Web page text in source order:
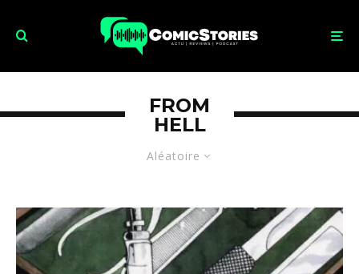
Aléatoire
FROM
HELL